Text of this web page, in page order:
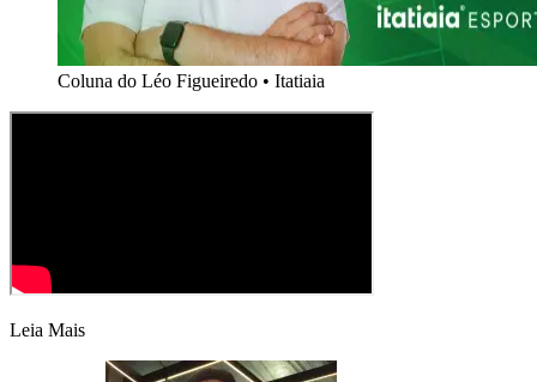
Coluna do Léo Figueiredo • Itatiaia
Leia Mais